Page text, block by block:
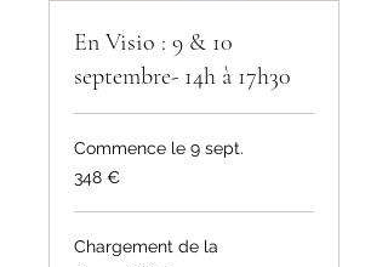
En Visio : 9 & 10
septembre- 14h à 17h30
Commence le 9 sept.
348
euros
348 €
Chargement de la